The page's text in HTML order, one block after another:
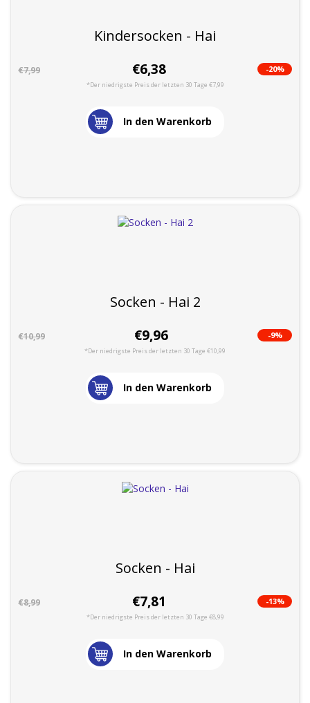
Kindersocken - Hai
€7,99 €6,38 -20%
*Der niedrigste Preis der letzten 30 Tage €7,99
In den Warenkorb
Socken - Hai 2
€10,99 €9,96 -9%
*Der niedrigste Preis der letzten 30 Tage €10,99
In den Warenkorb
Socken - Hai
€8,99 €7,81 -13%
*Der niedrigste Preis der letzten 30 Tage €8,99
In den Warenkorb